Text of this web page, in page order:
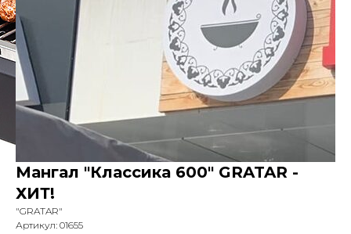
Мангал "Классика 600" GRATAR -
ХИТ!
"GRATAR"
Артикул: 01655